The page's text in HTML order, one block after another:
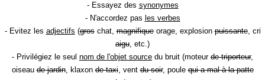
- Essayez des synonymes
- N'accordez pas les verbes
- Evitez les adjectifs (groschat,magnifiqueorage, explosionpuissante, cri
aigu, etc.)
- Privilégiez le seul nom de l'objet source du bruit (moteur de triporteur,
oiseaude jardin, klaxonde taxi, ventdu soir, poulequi a mal à la patte